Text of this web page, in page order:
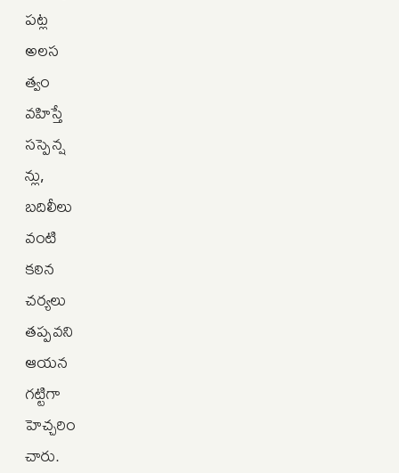
పట్ల
అలస
త్వం
వహిస్తే
సస్పెన్ష
న్లు,
బదిలీలు
వంటి
కఠిన
చర్యలు
తప్పవని
ఆయన
గట్టిగా
హెచ్చరిం
చారు.